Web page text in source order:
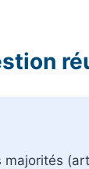
majorités